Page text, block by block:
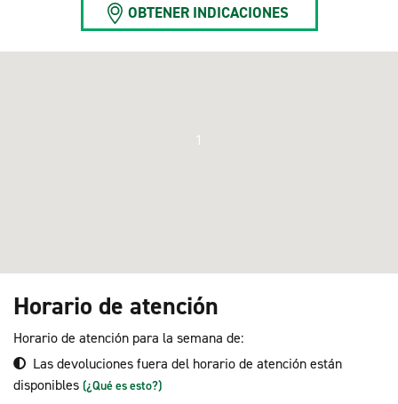
OBTENER INDICACIONES
1
Horario de atención
Horario de atención para la semana de:
Las devoluciones fuera del horario de atención están
disponibles (¿Qué es esto?)